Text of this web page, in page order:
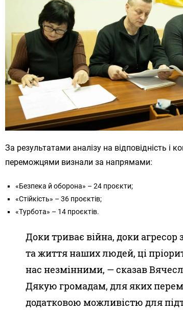
За результатами аналізу на відповідність і
переможцями визнали за напрямами:
«Безпека й оборона» – 24 проєкти;
«Стійкість» – 36 проєктів;
«Турбота» – 14 проєктів.
Доки триває війна, доки
та життя наших людей, ці
нас незмінними, — сказав
Дякую громадам, для яких
додатковою можливістю для